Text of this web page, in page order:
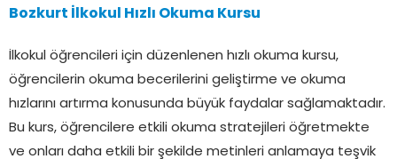
Bozkurt İlkokul Hızlı Okuma Kursu
İlkokul öğrencileri için düzenlenen hızlı okuma kursu,
öğrencilerin okuma becerilerini geliştirme ve okuma
hızlarını artırma konusunda büyük faydalar sağlamaktadır.
Bu kurs, öğrencilere etkili okuma stratejileri öğretmekte
ve onları daha etkili bir şekilde metinleri anlamaya teşvik